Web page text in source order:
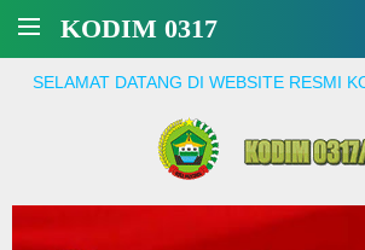
KODIM 0317
DATANG DI WEBSITE RESMI KODIM